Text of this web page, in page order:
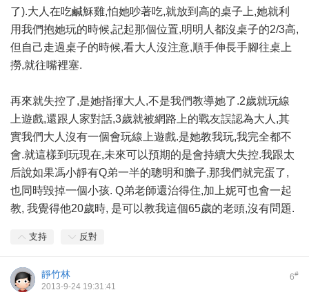
了).大人在吃鹹穌雞,怕她吵著吃,就放到高的桌子上,她就利
用我們抱她玩的時候,記起那個位置,明明人都沒桌子的2/3高,
但自己走過桌子的時候,看大人沒注意,順手伸長手腳往桌上
撈,就往嘴裡塞.
再來就失控了,是她指揮大人,不是我們教導她了.2歲就玩線
上遊戲,還跟人家對話,3歲就被網路上的戰友誤認為大人,其
實我們大人沒有一個會玩線上遊戲.是她教我玩,我完全都不
會.就這樣到玩現在,未來可以預期的是會持續大失控.我跟太
后說如果馮小靜有Q弟一半的聰明和膽子,那我們就完蛋了,
也同時毀掉一個小孩. Q弟老師還治得住,加上妮可也會一起
教, 我覺得他20歲時, 是可以教我這個65歲的老頭,沒有問題.
支持 反對
6#
靜竹林
2013-9-24 19:31:41